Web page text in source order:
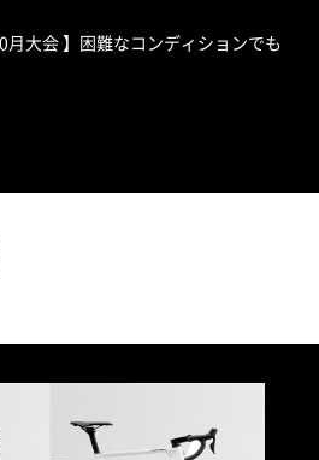
月大会 】困難なコンディションでも